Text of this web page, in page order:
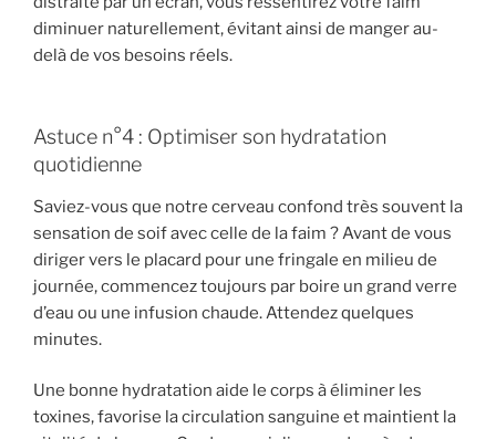
diminuer naturellement, évitant ainsi de manger au-
delà de vos besoins réels.
Astuce n°4 : Optimiser son hydratation
quotidienne
Saviez-vous que notre cerveau confond très souvent la
sensation de soif avec celle de la faim ? Avant de vous
diriger vers le placard pour une fringale en milieu de
journée, commencez toujours par boire un grand verre
d’eau ou une infusion chaude. Attendez quelques
minutes.
Une bonne hydratation aide le corps à éliminer les
toxines, favorise la circulation sanguine et maintient la